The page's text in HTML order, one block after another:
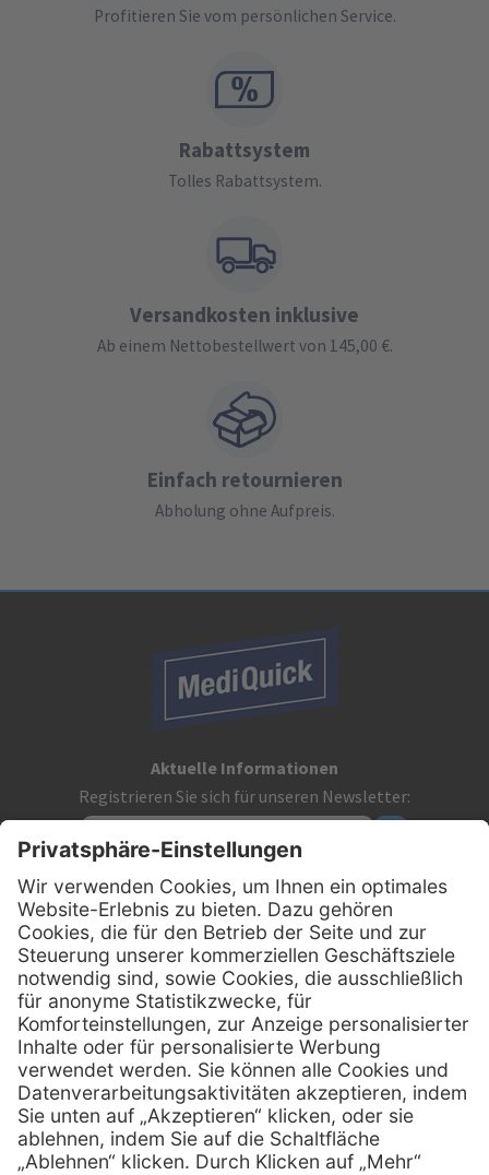
Profitieren Sie vom persönlichen Service.
Rabattsystem
Tolles Rabattsystem.
Versandkosten inklusive
Ab einem Nettobestellwert von 145,00 €.
Einfach retournieren
Abholung ohne Aufpreis.
Aktuelle Informationen
Registrieren Sie sich für unseren Newsletter:
Kontakt
MediQuick Arzt- und Krankenhausbedarfshandel GmbH
Hans-Wunderlich-Straße 7
D-49078 Osnabrück
Telefon:0800 - 633 43 66
E-Mail: info @ mediquick.de
Services Hilfe